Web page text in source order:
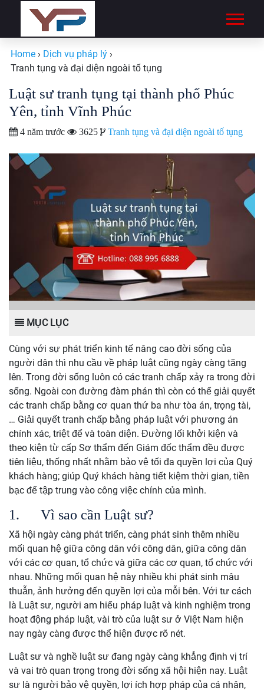
Home › Dịch vụ pháp lý ›
Tranh tụng và đại diện ngoài tố tụng
Luật sư tranh tụng tại thành phố Phúc
Yên, tỉnh Vĩnh Phúc
4 năm trước 3625 Tranh tụng và đại diện ngoài tố tụng
MỤC LỤC
Cùng với sự phát triển kinh tế nâng cao đời sống của
người dân thì nhu cầu về pháp luật cũng ngày càng tăng
lên. Trong đời sống luôn có các tranh chấp xảy ra trong đời
sống. Ngoài con đường đàm phán thì còn có thể giải quyết
các tranh chấp bằng cơ quan thứ ba như tòa án, trọng tài,
… Giải quyết tranh chấp bằng pháp luật với phương án
chính xác, triệt để và toàn diện. Đường lối khởi kiện và
theo kiện từ cấp Sơ thẩm đến Giám đốc thẩm đều được
tiên liệu, thống nhất nhằm bảo vệ tối đa quyền lợi của Quý
khách hàng; giúp Quý khách hàng tiết kiệm thời gian, tiền
bạc để tập trung vào công việc chính của mình.
1. Vì sao cần Luật sư?
Xã hội ngày càng phát triển, càng phát sinh thêm nhiều
mối quan hệ giữa công dân với công dân, giữa công dân
với các cơ quan, tổ chức và giữa các cơ quan, tổ chức với
nhau. Những mối quan hệ này nhiều khi phát sinh mâu
thuẫn, ảnh hưởng đến quyền lợi của mỗi bên. Với tư cách
là Luật sư, người am hiểu pháp luật và kinh nghiệm trong
hoạt động pháp luật, vài trò của luật sư ở Việt Nam hiện
nay ngày càng được thể hiện được rõ nét.
Luật sư và nghề luật sư đang ngày càng khẳng định vị trí
và vai trò quan trọng trong đời sống xã hội hiện nay. Luật
sư là người bảo vệ quyền, lợi ích hợp pháp của cá nhân,